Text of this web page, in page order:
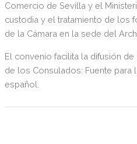
Comercio de Sevilla y el
custodia y el tratamiento de los
de la Cámara en la sede del
El convenio facilita la difusión
de los Consulados: Fuente para
español.